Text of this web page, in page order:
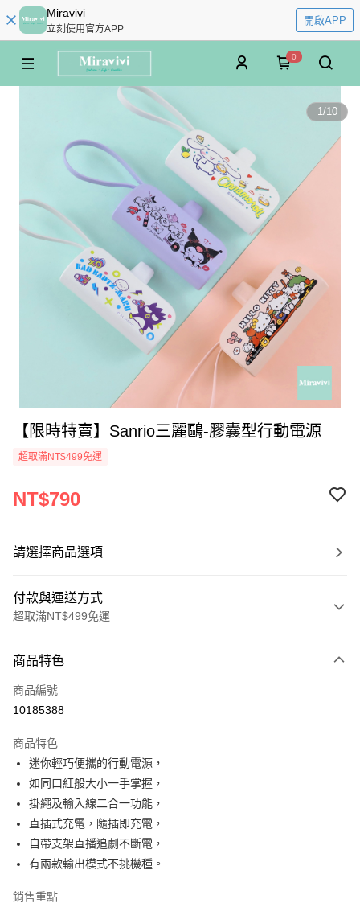
Miravivi
立刻使用官方APP
開啟APP
0
1/10
【限時特賣】Sanrio三麗鷗-膠囊型行動電源
超取滿NT$499免運
NT$790
請選擇商品選項
付款與運送方式
超取滿NT$499免運
信用卡一次付款
超商取貨付款
Apple Pay
街口支付
悠遊付
AFTEE先享後付
相關說明
AFTEE先享後付是「在收到商品之後才付款」的支付方式。 讓您購物簡單
ATM付款
商品特色
商品編號
10185388
商品特色
迷你輕巧便攜的行動電源，
如同口紅般大小一手掌握，
掛繩及輸入線二合一功能，
直插式充電，隨插即充電，
自帶支架直播追劇不斷電，
有兩款輸出模式不挑機種。
銷售重點